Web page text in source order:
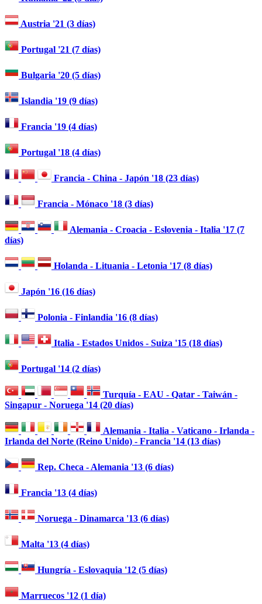
Austria '21 (3 días)
Portugal '21 (7 días)
Bulgaria '20 (5 días)
Islandia '19 (9 días)
Francia '19 (4 días)
Portugal '18 (4 días)
Francia - China - Japón '18 (23 días)
Francia - Mónaco '18 (3 días)
Alemania - Croacia - Eslovenia - Italia '17 (7
días)
Holanda - Lituania - Letonia '17 (8 días)
Japón '16 (16 días)
Polonia - Finlandia '16 (8 días)
Italia - Estados Unidos - Suiza '15 (18 días)
Portugal '14 (2 días)
Turquía - EAU - Qatar - Taiwán -
Singapur - Noruega '14 (20 días)
Alemania - Italia - Vaticano - Irlanda -
Irlanda del Norte (Reino Unido) - Francia '14 (13 días)
Rep. Checa - Alemania '13 (6 días)
Francia '13 (4 días)
Noruega - Dinamarca '13 (6 días)
Malta '13 (4 días)
Hungría - Eslovaquia '12 (5 días)
Marruecos '12 (1 día)